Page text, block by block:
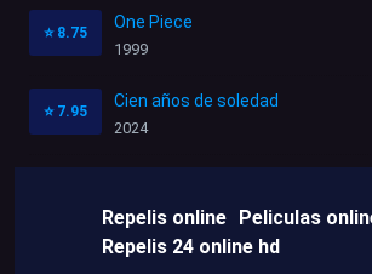
⭐ 8.75
One Piece
1999
⭐ 7.95
Cien años de soledad
2024
Repelis online Peliculas
Repelis 24 online hd